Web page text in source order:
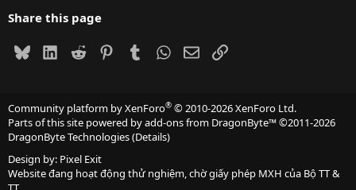
Share this page
BlueskyLinkedIn
Reddit PinterestTumblrWhatsApp
EmailLink
Community platform by XenForo® © 2010-2026 XenForo Ltd.
Parts of this site powered byadd-ons from DragonByte™©2011-2026
DragonByte Technologies(Details)
Design by: Pixel Exit
Website đang hoạt động thử nghiệm, chờ giấy phép MXH của Bộ TT &